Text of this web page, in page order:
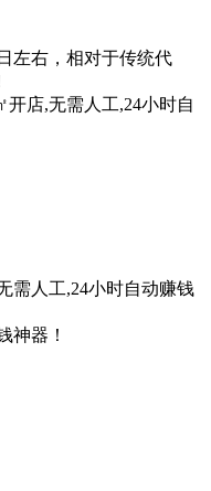
左右，相对于传统代
开店,无需人工,24小时自
需人工,24小时自动赚钱
神器！